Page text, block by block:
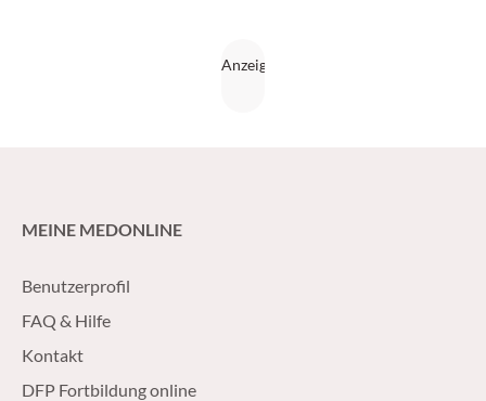
MEINE MEDONLINE
Benutzerprofil
FAQ & Hilfe
Kontakt
DFP Fortbildung online